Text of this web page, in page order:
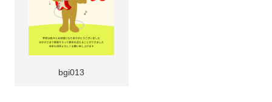
bgi013